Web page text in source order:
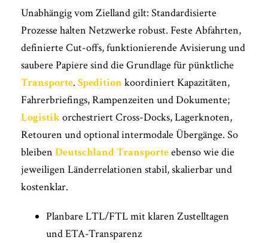
Unabhängig vom Zielland gilt: Standardisierte
Prozesse halten Netzwerke robust. Feste Abfahrten,
definierte Cut-offs, funktionierende Avisierung und
saubere Papiere sind die Grundlage für pünktliche
Transporte. Speditionkoordiniert Kapazitäten,
Fahrerbriefings, Rampenzeiten und Dokumente;
Logistikorchestriert Cross-Docks, Lagerknoten,
Retouren und optional intermodale Übergänge. So
bleiben Deutschland Transporteebenso wie die
jeweiligen Länderrelationen stabil, skalierbar und
kostenklar.
Planbare LTL/FTL mit klaren Zustelltagen
und ETA-Transparenz